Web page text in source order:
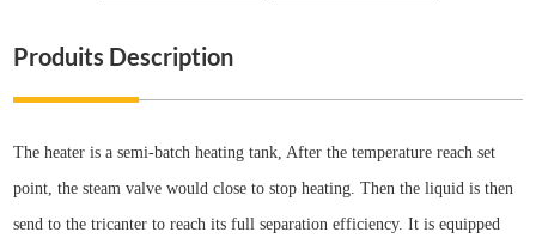
Produits Description
The heater is a semi-batch heating tank, After the temperature reach set
point, the steam valve would close to stop heating. Then the liquid is then
send to the tricanter to reach its full separation efficiency. It is equipped